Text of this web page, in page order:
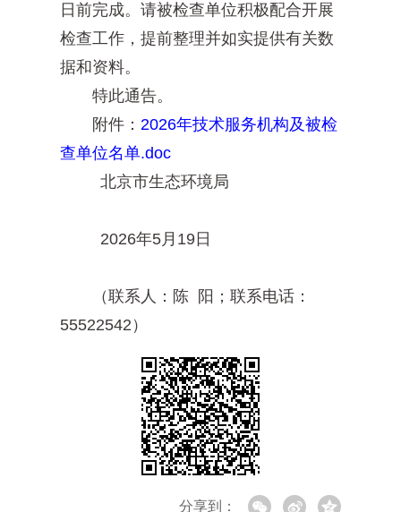
日前完成。请被检查单位积极配合开展
检查工作，提前整理并如实提供有关数
据和资料。
特此通告。
附件： 2026年技术服务机构及被检
查单位名单.doc
北京市生态环境局
2026年5月19日
（联系人：陈 阳；联系电话：
55522542）
分享到：